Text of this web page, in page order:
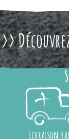
>>
Livraison